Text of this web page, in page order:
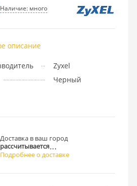
Наличие: много
описание
Zyxel
Черный
Доставка в ваш город
рассчитывается
Подробнее о доставке